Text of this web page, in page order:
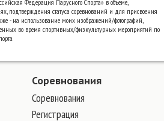
Федерация Парусного Спорта» в объеме,
подтверждения статуса соревнований и для присвоения
- на использование моих изображений/фотографий,
во время спортивных/физкультурных мероприятий по
Соревнования
Соревнования
Регистрация